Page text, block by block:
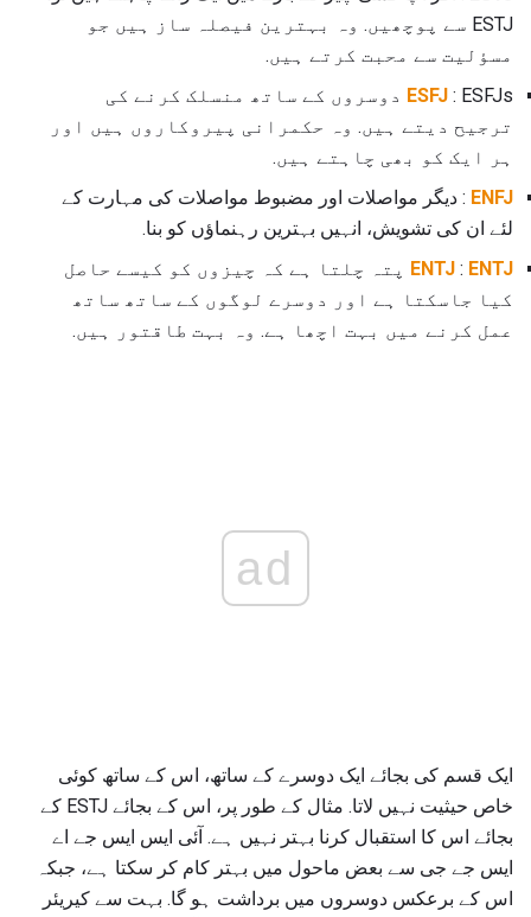
ESTJ سے پوچھیں. وہ بہترین فیصلہ ساز ہیں جو
مسؤلیت سے محبت کرتے ہیں.
ESFJ : ESFJs دوسروں کے ساتھ منسلک کرنے کی
ترجیح دیتے ہیں. وہ حکمرانی پیروکاروں ہیں اور
ہر ایک کو بھی چاہتے ہیں.
ENFJ : دیگر مواصلات اور مضبوط مواصلات کی مہارت کے
لئے ان کی تشویش، انہیں بہترین رہنماؤں کو بنا.
ENTJ : ENTJ
پتہ چلتا ہے کہ چیزوں کو کیسے حاصل
کیا جاسکتا ہے اور دوسرے لوگوں کے ساتھ ساتھ
عمل کرنے میں بہت اچھا ہے. وہ بہت طاقتور ہیں.
ad
ایک قسم کی بجائے ایک دوسرے کے ساتھ، اس کے ساتھ کوئی
خاص حیثیت نہیں لاتا. مثال کے طور پر، اس کے بجائے ESTJ کے
بجائے اس کا استقبال کرنا بہتر نہیں ہے. آئی ایس ایس جے اے
ایس جے جی سے بعض ماحول میں بہتر کام کر سکتا ہے، جبکہ
اس کے برعکس دوسروں میں برداشت ہو گا. بہت سے کیریئر